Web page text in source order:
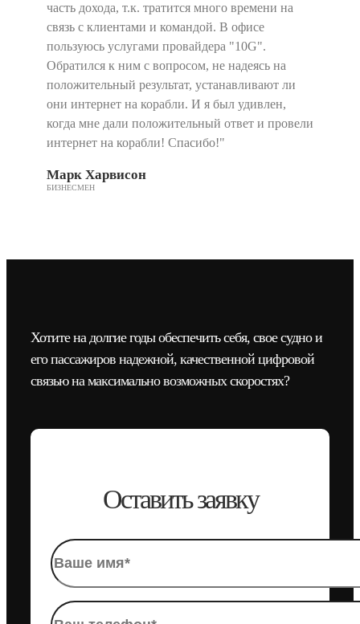
часть дохода, т.к. тратится много времени на
связь с клиентами и командой. В офисе
пользуюсь услугами провайдера "10G".
Обратился к ним с вопросом, не надеясь на
положительный результат, устанавливают ли
они интернет на корабли. И я был удивлен,
когда мне дали положительный ответ и провели
интернет на корабли! Спасибо!"
Марк Харвисон
БИЗНЕСМЕН
Хотите на долгие годы обеспечить себя, свое судно и
его пассажиров надежной, качественной цифровой
связью на максимально возможных скоростях?
Оставить заявку